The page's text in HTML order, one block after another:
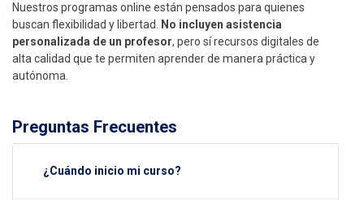
Nuestros programas online están pensados para quienes
buscan flexibilidad y libertad.
No incluyen asistencia
personalizada de un profesor, pero sí recursos digitales de
alta calidad que te permiten aprender de manera práctica y
autónoma.
Preguntas Frecuentes
¿Cuándo inicio mi curso?